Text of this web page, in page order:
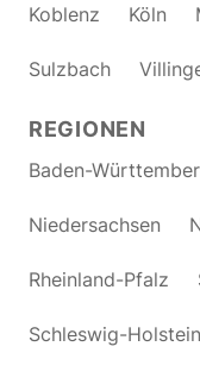
Koblenz Köln
Sulzbach
REGIONEN
Baden-
Niedersachsen
Rheinland-Pfalz
Schleswig-Holstein